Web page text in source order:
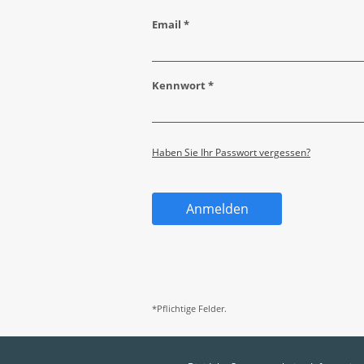
Email *
Kennwort *
Haben Sie Ihr Passwort vergessen?
Anmelden
*Pflichtige Felder.